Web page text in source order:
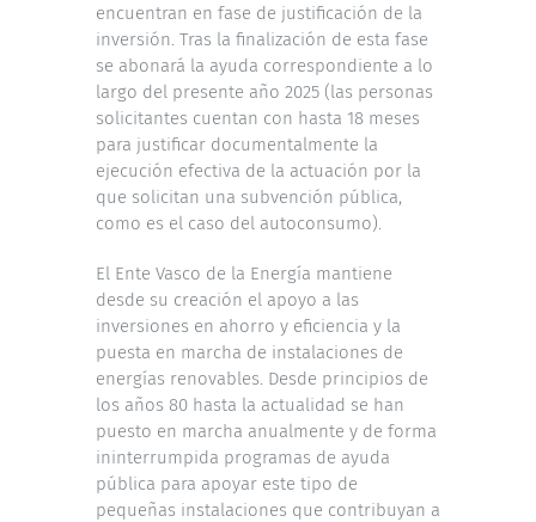
encuentran en fase de justificación de la
inversión. Tras la finalización de esta fase
se abonará la ayuda correspondiente a lo
largo del presente año 2025 (las personas
solicitantes cuentan con hasta 18 meses
para justificar documentalmente la
ejecución efectiva de la actuación por la
que solicitan una subvención pública,
como es el caso del autoconsumo).
El Ente Vasco de la Energía mantiene
desde su creación el apoyo a las
inversiones en ahorro y eficiencia y la
puesta en marcha de instalaciones de
energías renovables. Desde principios de
los años 80 hasta la actualidad se han
puesto en marcha anualmente y de forma
ininterrumpida programas de ayuda
pública para apoyar este tipo de
pequeñas instalaciones que contribuyan a